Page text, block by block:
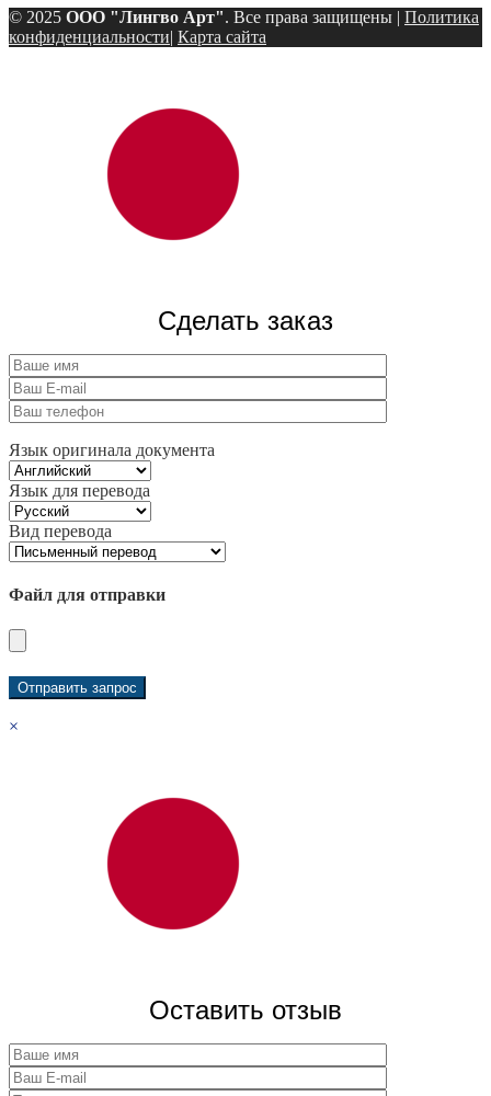
© 2025 ООО "Лингво Арт". Все права защищены | Политика
конфиденциальности| Карта сайта
Сделать заказ
Язык оригинала документа
Язык для перевода
Вид перевода
Файл для отправки
×
Оставить отзыв